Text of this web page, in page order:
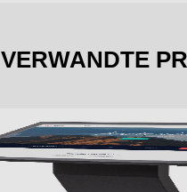
VERWANDTE